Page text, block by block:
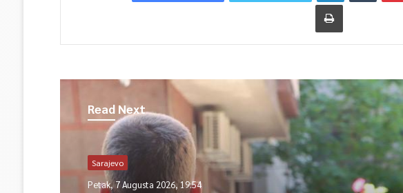
Read Next
Sarajevo
Petak, 7 Augusta 2026, 19:54